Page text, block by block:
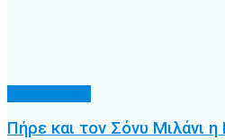
Πήρε και τον Σόνυ Μιλάνι